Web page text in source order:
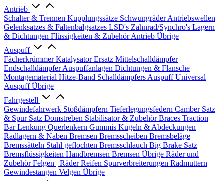
Antrieb
Schalter & Trennen Kupplungssätze SchwungräderAntriebswellen
Gelenksatzes & Faltenbalgsatzes LSD's Zahnrad/Synchro's Lagern
& Dichtungen Flüssigkeiten & ZubehörAntrieb Übrige
Auspuff
FächerkrümmerKatalysator Ersatz Mittelschalldämpfer
EndschalldämpferAuspuffanlagen Dichtungen & Flansche
Montagematerial Hitze-Band Schalldämpfers Auspuff Universal
Auspuff Übrige
Fahrgestell
Gewindefahrwerk Stoßdämpfern Tieferlegungsfedern Camber Satz
& Spur Satz Domstreben Stabilisator & ZubehörBraces Traction
BarLenkung Querlenkern Gummis Kugeln & Abdeckungen
Radlagern & Naben Bremsen Bremsscheiben Bremsbeläge
Bremssätteln Stahl geflochten Bremsschlauch Big Brake Satz
Bremsflüssigkeiten Handbremsen Bremsen Übrige Räder und
ZubehörFelgen | RäderReifen Spurverbreiterungen Radmuttern
Gewindestangen Velgen Übrige